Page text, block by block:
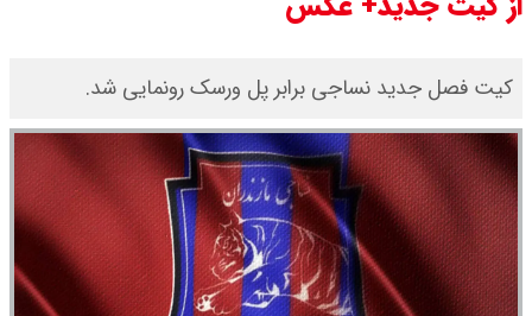
کیت فصل جدید نساجی برابر پل ورسک رونمایی شد.